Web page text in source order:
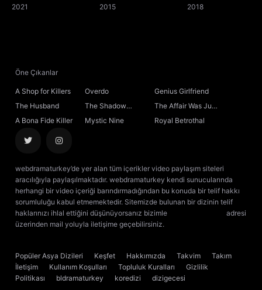
2021 2015 2018
Öne Çıkanlar
A Shop for Killers Overdo
Genius Girlfriend
The Husband
The Shadow
Sovereign
The Affair Was Just
the Beginning
A Bona Fide Killer Mystic Nine Royal Betrothal
webdramaturkey’de yer alan tüm içerikler video paylaşım siteleri
aracılığıyla paylaşılmaktadır. webdramaturkey kendi sunucularında
herhangi bir video içeriği barındırmadığından bu konuda bir telif hakkı
sorumluluğu kabul etmemektedir. Sitemizde bulunan bir dizinin telif
haklarınızı ihlal ettiğini düşünüyorsanız bizimle
adresi
üzerinden mail yoluyla iletişime geçebilirsiniz.
Popüler Asya Dizileri Keşfet Hakkımızda Takvim
Takım
İletişim
Kullanım Koşulları Topluluk Kuralları
Gizlilik
Politikası
bldramaturkey koredizi
dizigecesi